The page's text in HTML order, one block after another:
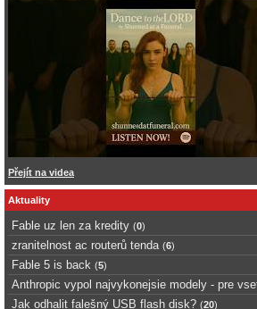
Přejít na videa
Aktuality
Fable uz len za kredity (0)
zranitelnost ac routerů tenda (6)
Fable 5 is back (5)
Anthropic vypol najvykonejsie modely - pre
Jak odhalit falešný USB flash disk? (20)